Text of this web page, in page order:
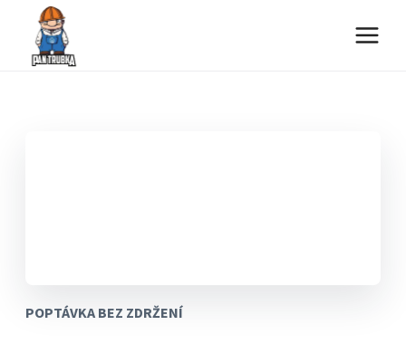
Přeskočit
obsah
POPTÁVKA BEZ ZDRŽENÍ